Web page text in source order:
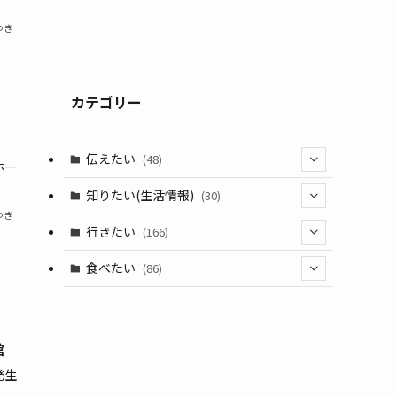
き
ー
き
生
カテゴリー
伝えたい (48)
(44)
(1)
知りたい(生活情報) (30)
(10)
(11)
行きたい (166)
(18)
食べたい (86)